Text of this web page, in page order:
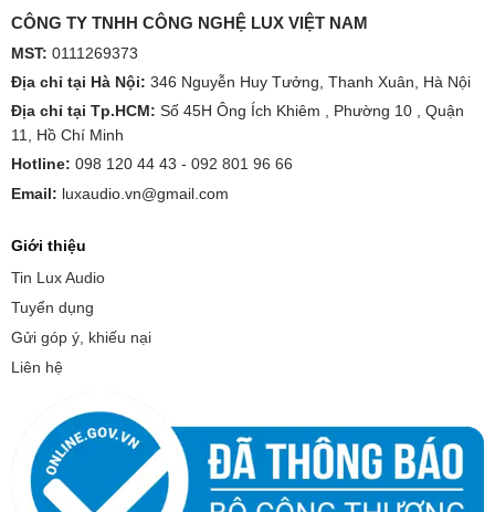
CÔNG TY TNHH CÔNG NGHỆ LUX VIỆT NAM
MST: 0111269373
Địa chỉ tại Hà Nội: 346 Nguyễn Huy Tưởng, Thanh Xuân, Hà Nội
Địa chỉ tại Tp.HCM: Số 45H Ông Ích Khiêm , Phường 10 , Quận
11, Hồ Chí Minh
Hotline: 098 120 44 43 - 092 801 96 66
Email: luxaudio.vn@gmail.com
Giới thiệu
Tin Lux Audio
Tuyển dụng
Gửi góp ý, khiếu nại
Liên hệ